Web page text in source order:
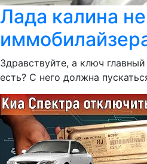
Лада калина
Здравствуйте, а ключ
есть? С него должна